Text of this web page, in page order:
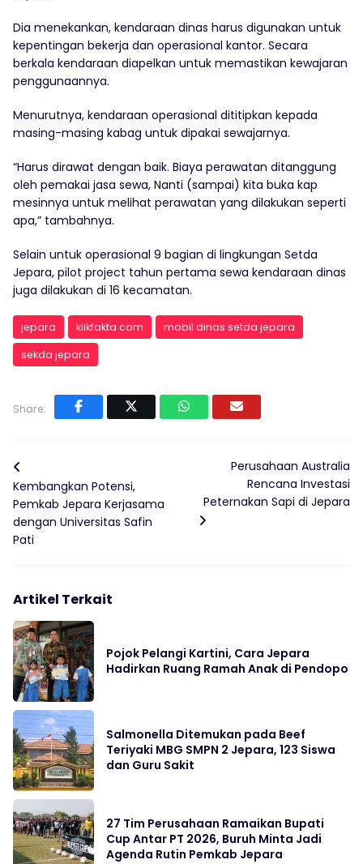
Dia menekankan, kendaraan dinas harus digunakan untuk
kepentingan bekerja dan operasional kantor. Secara
berkala kendaraan diapelkan untuk memastikan kewajaran
penggunaannya.
Menurutnya, kendaraan operasional dititipkan kepada
masing-masing kabag untuk dipakai sewajarnya.
“Harus dirawat dengan baik. Biaya perawatan ditanggung
oleh pemakai jasa sewa, Nanti (sampai) kita buka kap
mesinnya untuk melihat perawatan yang dilakukan seperti
apa,” tambahnya.
Selain untuk operasional 9 bagian di lingkungan Setda
Jepara, pilot project tahun pertama sewa kendaraan dinas
juga dilakukan di 16 kecamatan.
jepara klikfakta.com
mobil dinas setda jepara
sekda jepara
Share:
Kembangkan Potensi,
Pemkab Jepara Kerjasama
dengan Universitas Safin
Pati
Perusahaan Australia
Rencana Investasi
Peternakan Sapi di Jepara
Artikel Terkait
Pojok Pelangi Kartini, Cara Jepara
Hadirkan Ruang Ramah Anak di Pendopo
Salmonella Ditemukan pada Beef
Teriyaki MBG SMPN 2 Jepara, 123 Siswa
dan Guru Sakit
27 Tim Perusahaan Ramaikan Bupati
Cup Antar PT 2026, Buruh Minta Jadi
Agenda Rutin Pemkab Jepara